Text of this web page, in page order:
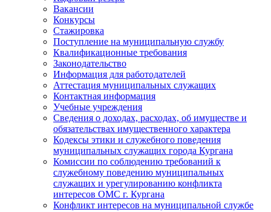
Вакансии
Конкурсы
Стажировка
Поступление на муниципальную службу
Квалификационные требования
Законодательство
Информация для работодателей
Аттестация муниципальных служащих
Контактная информация
Учебные учреждения
Сведения о доходах, расходах, об имуществе и
обязательствах имущественного характера
Кодексы этики и служебного поведения
муниципальных служащих города Кургана
Комиссии по соблюдению требований к
служебному поведению муниципальных
служащих и урегулированию конфликта
интересов ОМС г. Кургана
Конфликт интересов на муниципальной службе